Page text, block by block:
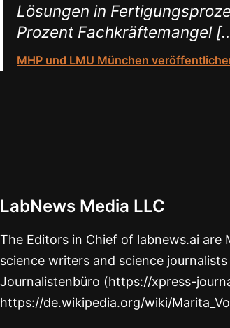
Lösungen in
Prozent Fachkräftemangel
MHP und LMU München
LabNews Media LLC
The Editors in Chief of labnews.ai are
science writers and science
Journalistenbüro (https://xpress-
https://de.wikipedia.org/wiki/